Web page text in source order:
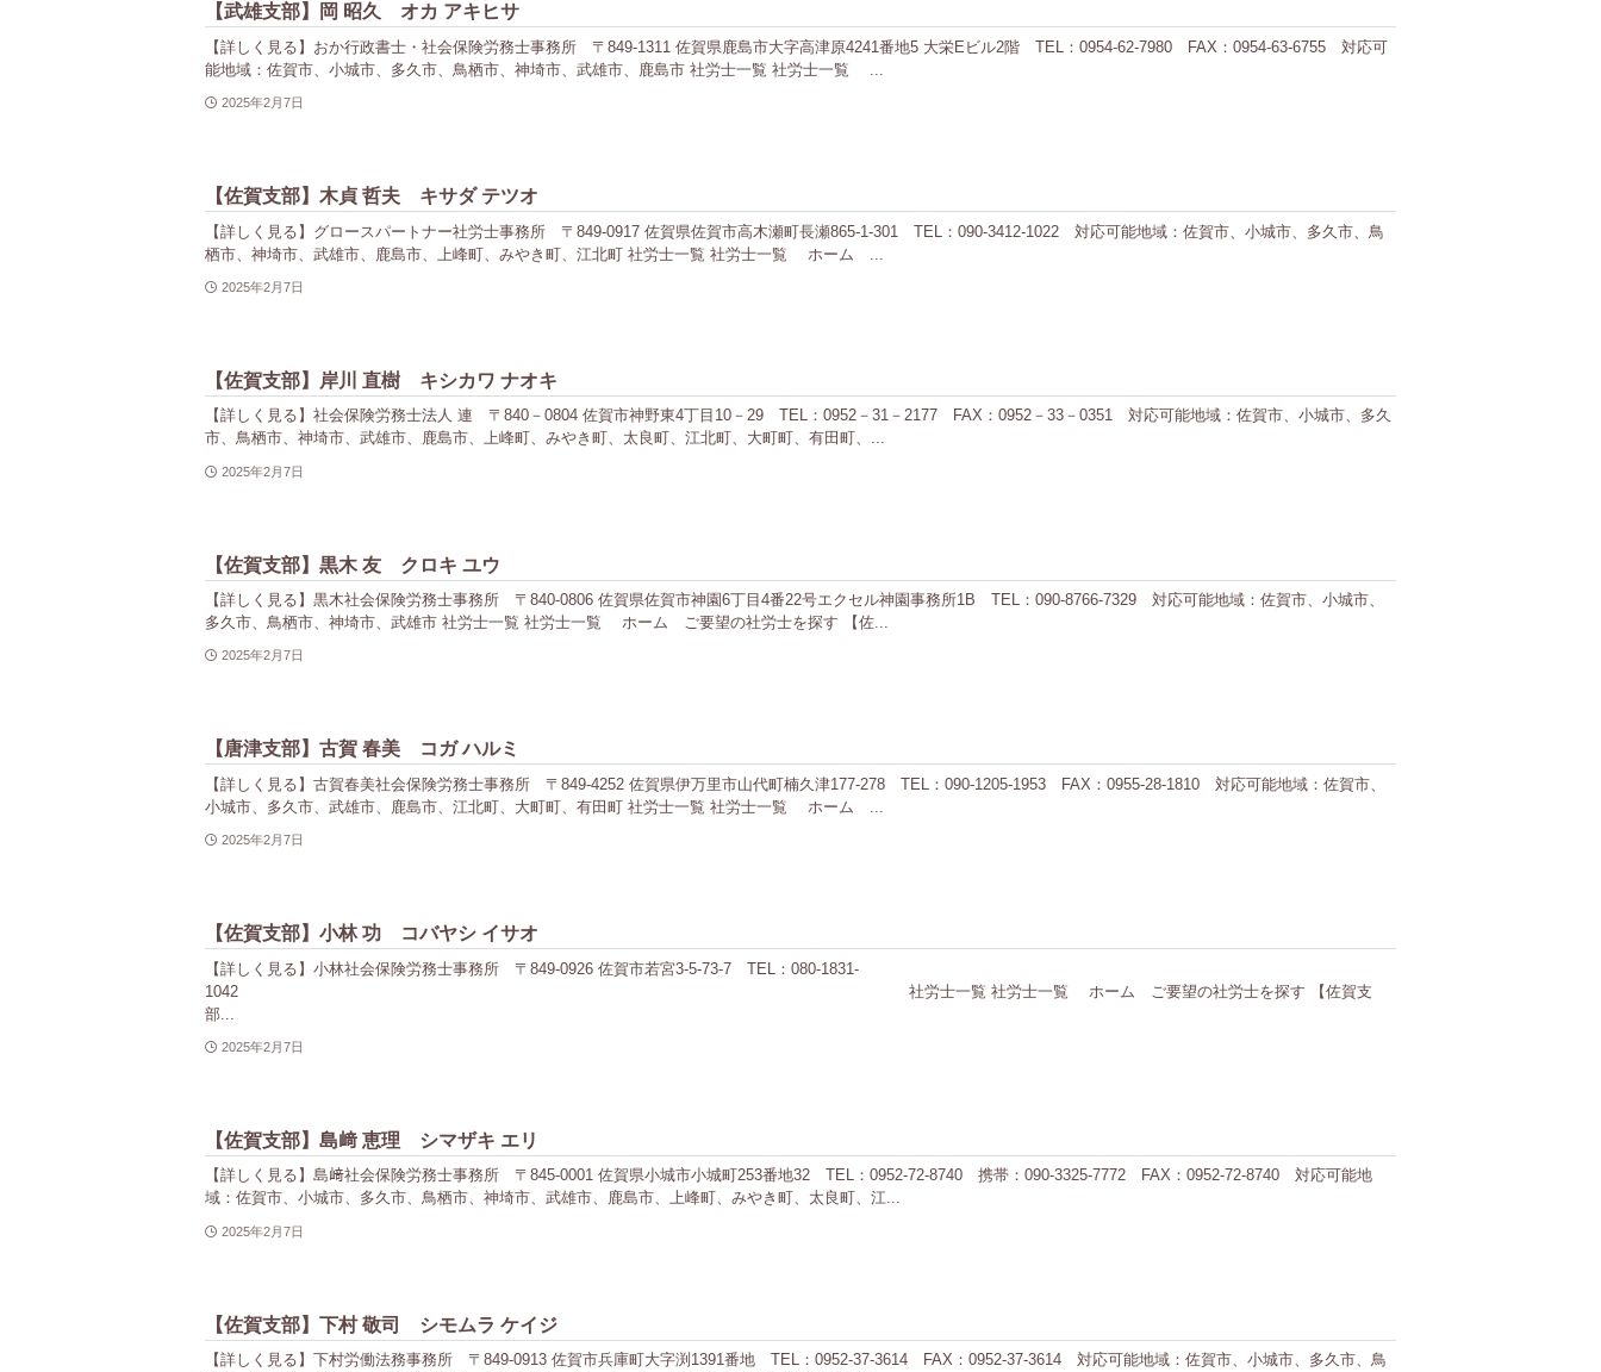
【武雄支部】岡 昭久 オカ アキヒサ
【詳しく見る】おか行政書士・社会保険労務士事務所 〒849-1311 佐賀県鹿島市大字高津原4241番地5 大栄Eビル2階 TEL：0954-62-7980 FAX：0954-63-6755 対応可
能地域：佐賀市、小城市、多久市、鳥栖市、神埼市、武雄市、鹿島市 社労士一覧 社労士一覧 ...
2025年2月7日
【佐賀支部】木貞 哲夫 キサダ テツオ
【詳しく見る】グロースパートナー社労士事務所 〒849-0917 佐賀県佐賀市高木瀬町長瀬865-1-301 TEL：090-3412-1022 対応可能地域：佐賀市、小城市、多久市、鳥
栖市、神埼市、武雄市、鹿島市、上峰町、みやき町、江北町 社労士一覧 社労士一覧 ホーム ...
2025年2月7日
【佐賀支部】岸川 直樹 キシカワ ナオキ
【詳しく見る】社会保険労務士法人 連 〒840－0804 佐賀市神野東4丁目10－29 TEL：0952－31－2177 FAX：0952－33－0351 対応可能地域：佐賀市、小城市、多久
市、鳥栖市、神埼市、武雄市、鹿島市、上峰町、みやき町、太良町、江北町、大町町、有田町、...
2025年2月7日
【佐賀支部】黒木 友 クロキ ユウ
【詳しく見る】黒木社会保険労務士事務所 〒840-0806 佐賀県佐賀市神園6丁目4番22号エクセル神園事務所1B TEL：090-8766-7329 対応可能地域：佐賀市、小城市、
多久市、鳥栖市、神埼市、武雄市 社労士一覧 社労士一覧 ホーム ご要望の社労士を探す 【佐...
2025年2月7日
【唐津支部】古賀 春美 コガ ハルミ
【詳しく見る】古賀春美社会保険労務士事務所 〒849-4252 佐賀県伊万里市山代町楠久津177-278 TEL：090-1205-1953 FAX：0955-28-1810 対応可能地域：佐賀市、
小城市、多久市、武雄市、鹿島市、江北町、大町町、有田町 社労士一覧 社労士一覧 ホーム ...
2025年2月7日
【佐賀支部】小林 功 コバヤシ イサオ
【詳しく見る】小林社会保険労務士事務所 〒849-0926 佐賀市若宮3-5-73-7 TEL：080-1831-
1042 社労士一覧 社労士一覧 ホーム ご要望の社労士を探す 【佐賀支
部...
2025年2月7日
【佐賀支部】島﨑 恵理 シマザキ エリ
【詳しく見る】島﨑社会保険労務士事務所 〒845-0001 佐賀県小城市小城町253番地32 TEL：0952-72-8740 携帯：090-3325-7772 FAX：0952-72-8740 対応可能地
域：佐賀市、小城市、多久市、鳥栖市、神埼市、武雄市、鹿島市、上峰町、みやき町、太良町、江...
2025年2月7日
【佐賀支部】下村 敬司 シモムラ ケイジ
【詳しく見る】下村労働法務事務所 〒849-0913 佐賀市兵庫町大字渕1391番地 TEL：0952-37-3614 FAX：0952-37-3614 対応可能地域：佐賀市、小城市、多久市、鳥